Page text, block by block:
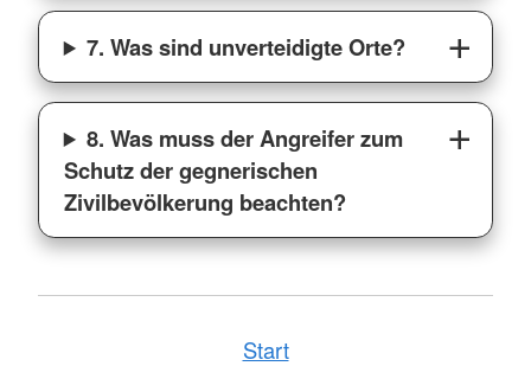
7. Was sind unverteidigte Orte?
8. Was muss der Angreifer zum
Schutz der gegnerischen
Zivilbevölkerung beachten?
Start